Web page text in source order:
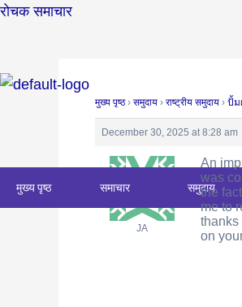
Skip
रोचक समाचार
मुख्य पृष्ठ समाचार समुदाय
मुख्य पृष्ठ › समुदाय › राष्ट्रीय समुदाय › ปั้ม
December 30, 2025 at 8:28 am
JA
An
was
the
me to
thanks
on
Post